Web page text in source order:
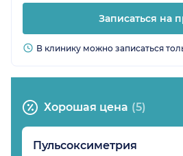
Записаться на
В клинику можно записаться
Хорошая цена (5)
Пульсоксиметрия